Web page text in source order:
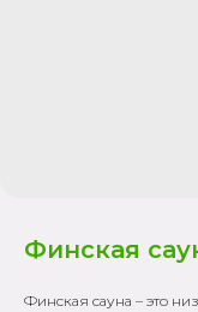
Финская
Финская сауна – это